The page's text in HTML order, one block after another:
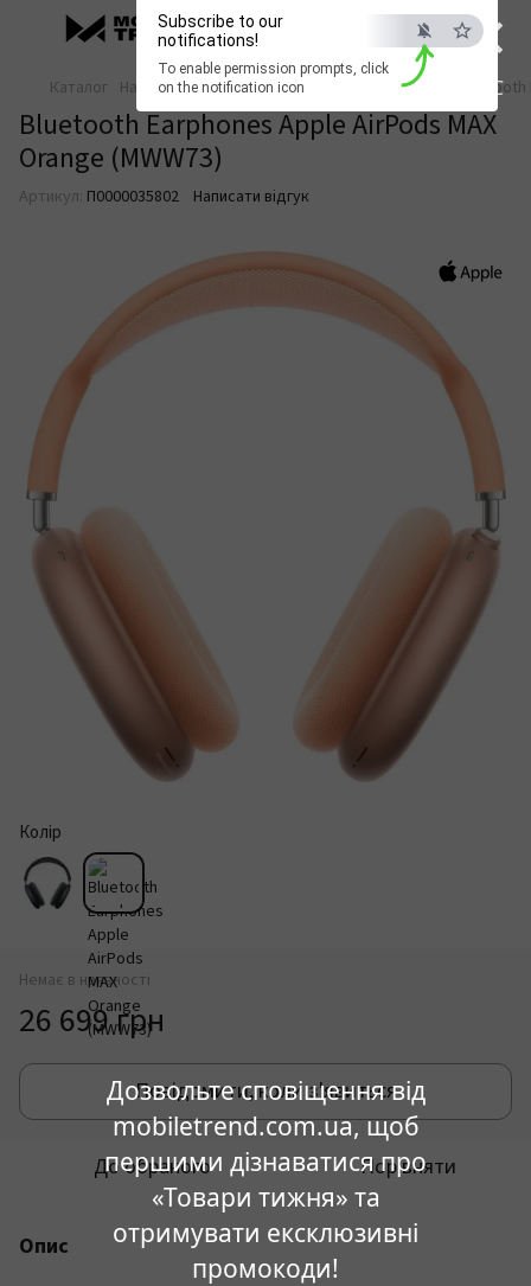
×
ESC
Дозвольте сповіщення від
mobiletrend.com.ua, щоб
першими дізнаватися про
«Товари тижня» та
отримувати ексклюзивні
промокоди!
Subscribe to our
notifications!
To enable permission prompts, click
on the notification icon
Каталог Навушники та аудіо AirPods AirPods Apple
Bluetooth Earphones Apple AirPods MAX
Orange (MWW73)
Артикул: П0000035802 Написати відгук
Колір
Немає в наявності
26 699 грн
Повідомити, коли з'явиться
До обраного Порівняти
Опис